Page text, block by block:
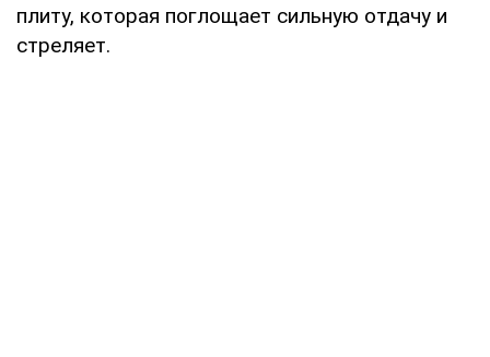
плиту, которая поглощает сильную отдачу и
стреляет.